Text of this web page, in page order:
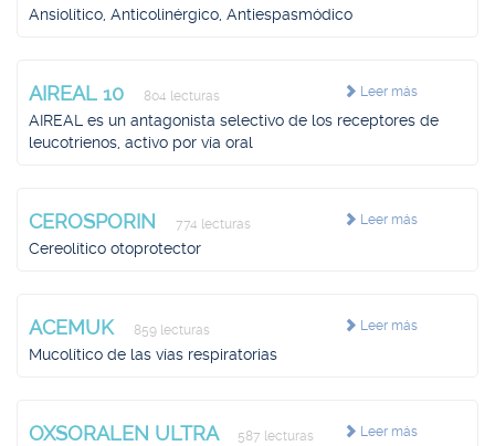
Ansiolítico, Anticolinérgico, Antiespasmódico
Leer más
AIREAL 10 804 lecturas
AIREAL es un antagonista selectivo de los receptores de
leucotrienos, activo por vía oral
Leer más
CEROSPORIN 774 lecturas
Cereolítico otoprotector
Leer más
ACEMUK 859 lecturas
Mucolítico de las vías respiratorias
Leer más
OXSORALEN ULTRA 587 lecturas